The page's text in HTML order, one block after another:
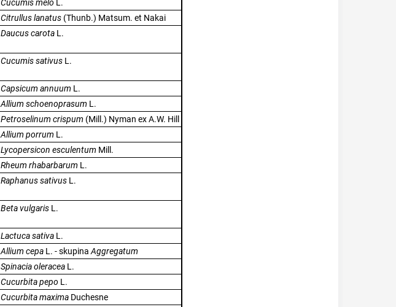
Cucumis melo
L.
Citrullus lanatus (Thunb.) Matsum. et Nakai
Daucus carota L.
Cucumis sativus L.
Capsicum annuum L.
Allium schoenoprasum L.
Petroselinum crispum (Mill.) Nyman ex A.W. Hill
Allium porrum L.
Lycopersicon esculentum Mill.
Rheum rhabarbarum L.
Raphanus sativus L.
Beta vulgaris L.
Lactuca sativa L.
Allium cepa L. - skupina Aggregatum
Spinacia oleracea L.
Cucurbita pepo L.
Cucurbita maxima Duchesne